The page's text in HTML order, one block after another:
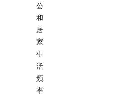
公
和
居
家
生
活
频
率